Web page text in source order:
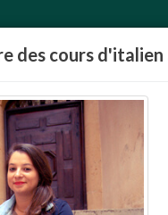
des cours d'italien